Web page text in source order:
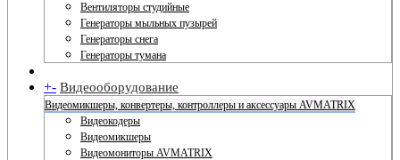
Вентиляторы студийные
Генераторы мыльных пузырей
Генераторы снега
Генераторы тумана
+- Видеооборудование
Видеомикшеры, конвертеры, контроллеры и аксессуары AVMATRIX
Видеокодеры
Видеомикшеры
Видеомониторы AVMATRIX